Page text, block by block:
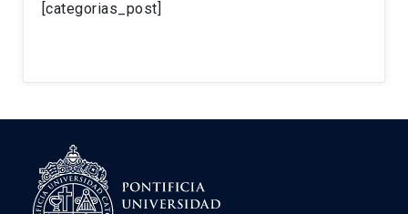
[categorias_post]